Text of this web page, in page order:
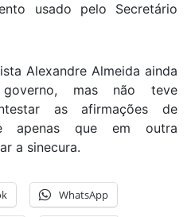
usado pelo Secretário
Alexandre Almeida ainda
mas não teve
as afirmações de
apenas que em outra
a sinecura.
WhatsApp